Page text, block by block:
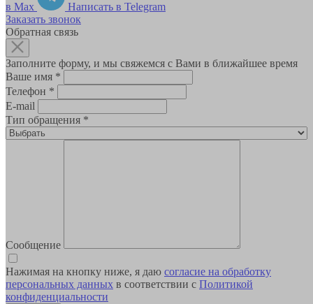
в Max
Написать в Telegram
Заказать звонок
Обратная связь
Заполните форму, и мы свяжемся с Вами в ближайшее время
Ваше имя *
Телефон *
E-mail
Тип обращения *
Сообщение
Нажимая на кнопку ниже, я даю согласие на обработку
персональных данных в соответствии с Политикой
конфиденциальности